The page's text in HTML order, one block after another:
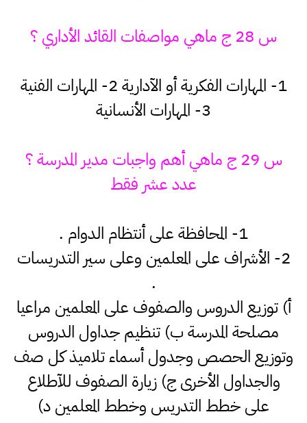
س 28 ج ماهي مواصفات القائد الأداري ؟
1- المهارات الفكرية أو الآدارية 2- المهارات الفنية
3- المهارات الأنسانية
س 29 ج ماهي أهم واجبات مدير المدرسة ؟
عدد عشر فقط
1- المحافظة على أنتظام الدوام .
2- الأشراف على المعلمين وعلى سير التدريسات
.
أ) توزيع الدروس والصفوف على المعلمين مراعيا
مصلحة المدرسة ب) تنظيم جداول الدروس
وتوزيع الحصص وجدول أسماء تلاميذ كل صف
والجداول الأخرى ج) زيارة الصفوف للآطلاع
على خطط التدريس وخطط المعلمين د)